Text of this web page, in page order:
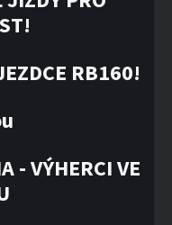
RB160!
- VÝHERCI VE